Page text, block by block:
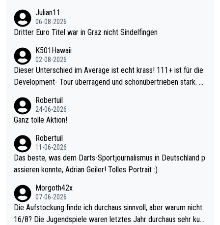
Julian11
06-08-2026
Dritter Euro Titel war in Graz nicht Sindelfingen
K501Hawaii
02-08-2026
Dieser Unterschied im Average ist echt krass! 111+ ist für die
Development- Tour überragend und schonübertrieben stark. U
mal 40+ erst recht. Da gewinnst keinen Blumentopf - ist ja noc
h krasser wie ein Pokalspiel eines Kreisligisten vs einem Bund
Robertuil
24-06-2026
Ganz tolle Aktion!
Robertuil
11-06-2026
Das beste, was dem Darts-Sportjournalismus in Deutschland p
assieren konnte, Adrian Geiler! Tolles Portrait :).
Morgoth42x
07-06-2026
Die Aufstockung finde ich durchaus sinnvoll, aber warum nicht
16/8? Die Jugendspiele waren letztes Jahr durchaus sehr kurz